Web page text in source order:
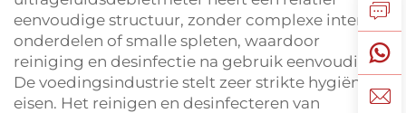
eenvoudige structuur, zonder complexe interne
onderdelen of smalle spleten, waardoor
reiniging en desinfectie na gebruik eenvoudig is.
De voedingsindustrie stelt zeer strikte hygiëne-
eisen. Het reinigen en desinfecteren van